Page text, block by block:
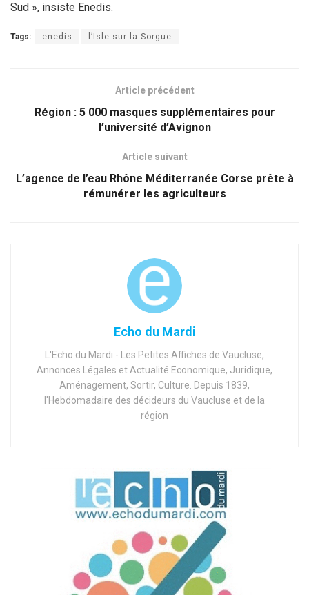
Sud », insiste Enedis.
Tags: enedis l’Isle-sur-la-Sorgue
Article précédent
Région : 5 000 masques supplémentaires pour
l’université d’Avignon
Article suivant
L’agence de l’eau Rhône Méditerranée Corse prête à
rémunérer les agriculteurs
Echo du Mardi
L'Echo du Mardi - Les Petites Affiches de Vaucluse,
Annonces Légales et Actualité Economique, Juridique,
Aménagement, Sortir, Culture. Depuis 1839,
l'Hebdomadaire des décideurs du Vaucluse et de la
région